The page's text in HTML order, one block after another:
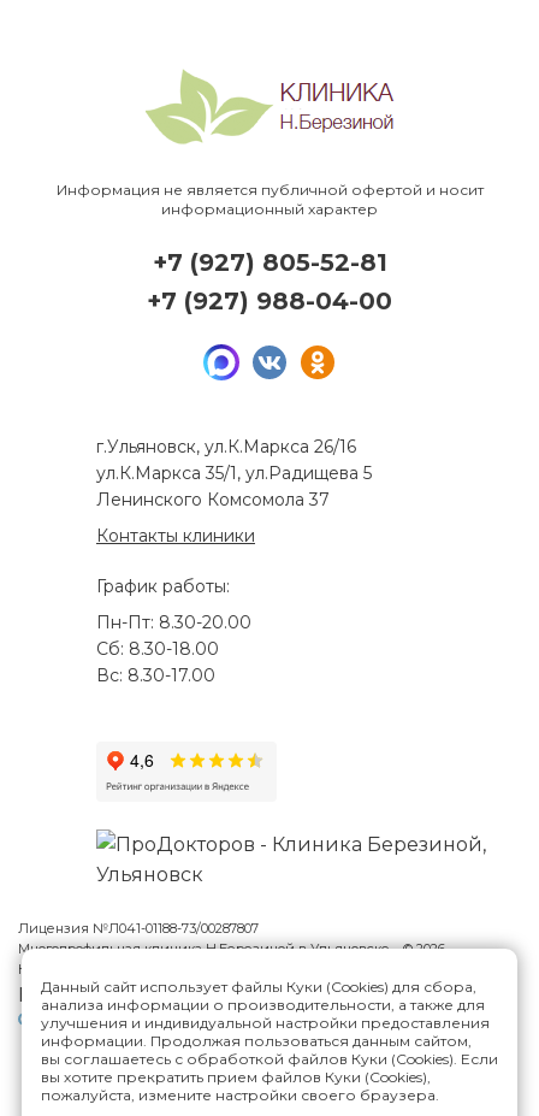
Информация не является публичной офертой и носит
информационный характер
г.Ульяновск, ул.К.Маркса 26/16
ул.К.Маркса 35/1, ул.Радищева 5
Ленинского Комсомола 37
Контакты клиники
График работы:
Пн-Пт: 8.30-20.00
Сб: 8.30-18.00
Вс: 8.30-17.00
+7 (927) 805-52-81
+7 (927) 988-04-00
Лицензия №Л041-01188-73/00287807
Многопрофильная клиника Н.Березиной в Ульяновске © 2026
Карта сайта
Версия сайта для слабовидящих
Политика конфиденциальности
ИМЕЮТСЯ ПРОТИВОПОКАЗАНИЯ,
Данный сайт использует файлы Куки (Cookies) для сбора,
анализа информации о производительности, а также для
улучшения и индивидуальной настройки предоставления
информации. Продолжая пользоваться данным сайтом,
вы соглашаетесь с обработкой файлов Куки (Cookies). Если
вы хотите прекратить прием файлов Куки (Cookies),
пожалуйста, измените настройки своего браузера.